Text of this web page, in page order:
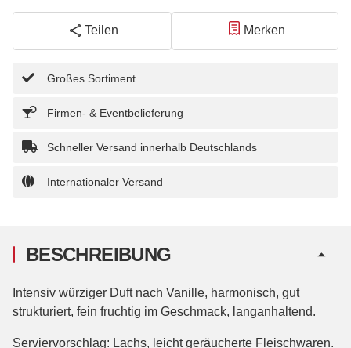
Teilen Merken
Großes Sortiment
Firmen- & Eventbelieferung
Schneller Versand innerhalb Deutschlands
Internationaler Versand
BESCHREIBUNG
Intensiv würziger Duft nach Vanille, harmonisch, gut
strukturiert, fein fruchtig im Geschmack, langanhaltend.
Serviervorschlag: Lachs, leicht geräucherte Fleischwaren.